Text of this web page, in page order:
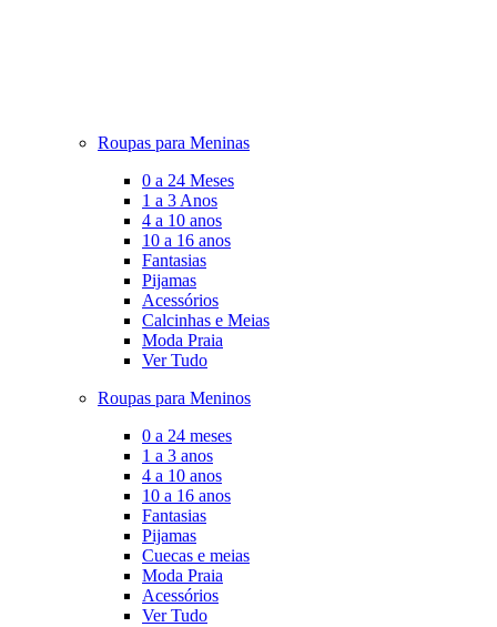
Roupas para Meninas
0 a 24 Meses
1 a 3 Anos
4 a 10 anos
10 a 16 anos
Fantasias
Pijamas
Acessórios
Calcinhas e Meias
Moda Praia
Ver Tudo
Roupas para Meninos
0 a 24 meses
1 a 3 anos
4 a 10 anos
10 a 16 anos
Fantasias
Pijamas
Cuecas e meias
Moda Praia
Acessórios
Ver Tudo